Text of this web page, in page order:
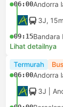
06:00Andorra
3J, 15m
09:15Bandara
Lihat detailnya
Termurah
06:00Andorra
3J |